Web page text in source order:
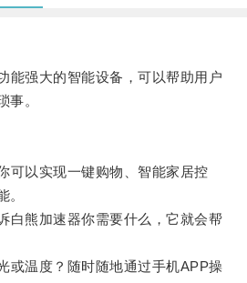
强大的智能设备，可以帮助用户
事。
以实现一键购物、智能家居控
。
熊加速器你需要什么，它就会帮
温度？随时随地通过手机APP操